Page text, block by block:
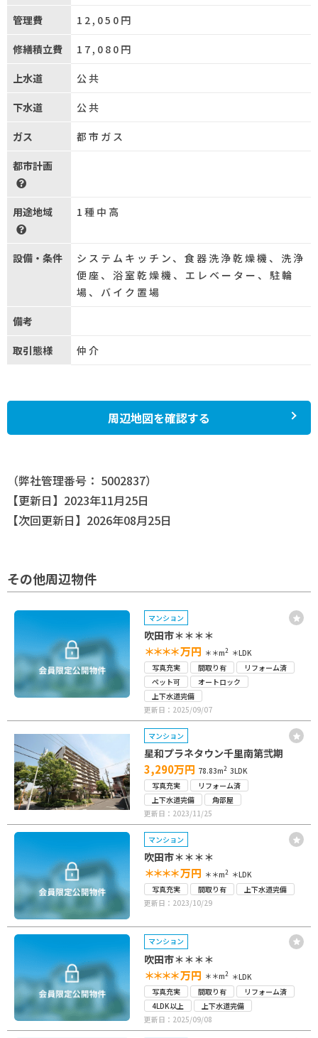
管理費 12,050円
修繕積立費 17,080円
上水道 公共
下水道 公共
ガス 都市ガス
都市計画
用途地域 1種中高
設備・条件
システムキッチン、食器洗浄乾燥機、洗浄
便座、浴室乾燥機、エレベーター、駐輪
場、バイク置場
備考
取引態様 仲介
周辺地図を確認する
（弊社管理番号： 5002837）
【更新日】2023年11月25日
【次回更新日】2026年08月25日
その他周辺物件
マンション
吹田市＊＊＊＊
＊＊＊＊万円 ＊＊m2 ＊LDK
写真充実
間取り有
リフォーム済
ペット可
オートロック
上下水道完備
更新日：2025/09/07
マンション
星和プラネタウン千里南第弐期
3,290万円 78.83m2 3LDK
写真充実
リフォーム済
上下水道完備
角部屋
更新日：2023/11/25
マンション
吹田市＊＊＊＊
＊＊＊＊万円 ＊＊m2 ＊LDK
写真充実
間取り有
上下水道完備
更新日：2023/10/29
マンション
吹田市＊＊＊＊
＊＊＊＊万円 ＊＊m2 ＊LDK
写真充実
間取り有
リフォーム済
4LDK以上
上下水道完備
更新日：2025/09/08